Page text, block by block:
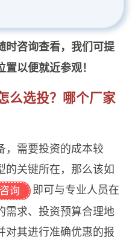
时咨询查看，我们可提
以便就近参观！
么选投？哪个厂家
，需要投资的成本较
的关键所在，那么该如
询
即可与专业人员在
需求、投资预算合理地
对其进行准确优惠的报